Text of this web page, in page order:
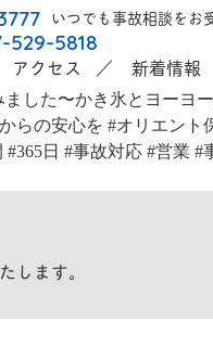
いつでも事故相談をお
529-5818
アクセス 新着情報
ます。